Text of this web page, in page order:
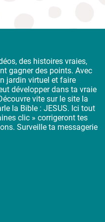
des histoires vraies,
gagner des points. Avec
jardin virtuel et faire
développer dans ta vraie
vite sur le site la
la Bible : JESUS. Ici tout
clic » corrigeront tes
Surveille ta messagerie